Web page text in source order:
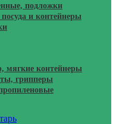
подложки
и контейнеры
мягкие контейнеры
грипперы